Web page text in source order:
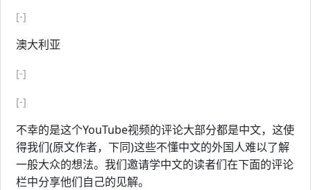
[-]
澳大利亚
[-]
[-]
不幸的是这个YouTube视频的评论大部分都是中文，这使
得我们(原文作者，下同)这些不懂中文的外国人难以了解
一般大众的想法。我们邀请学中文的读者们在下面的评论
栏中分享他们自己的见解。